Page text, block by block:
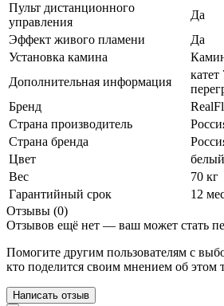
Пульт дистанционного
управления
Да
Эффект живого пламени
Да
Установка камина
Дополнительная информация
Бренд
Страна производитель
Страна бренда
Цвет
Вес
70 кг
Гарантийный срок
12
Отзывы (0)
Отзывов ещё нет — ваш может стать
Помогите другим пользователям с
кто поделится своим мнением об этом
Написать отзыв